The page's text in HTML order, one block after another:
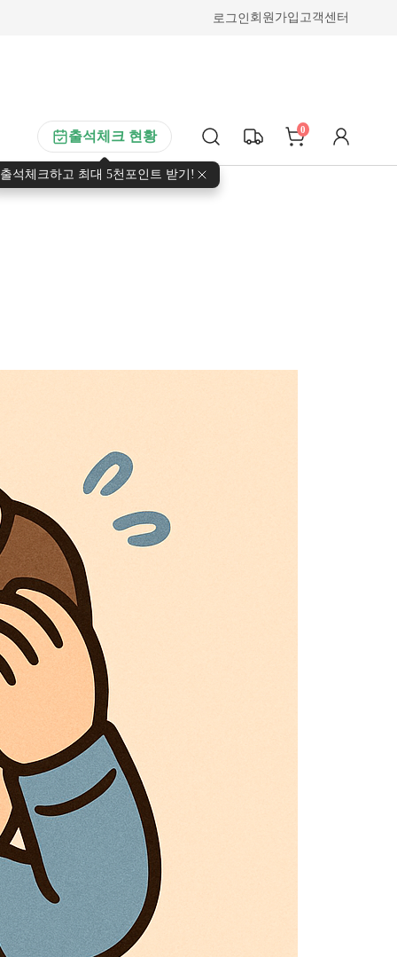
로그인 회원가입 고객센터
출석체크 현황
출석체크하고 최대 5천포인트 받기!
0